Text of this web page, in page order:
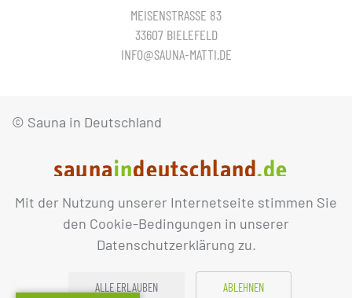
Mit der Nutzung unserer Internetseite stimmen Sie
den Cookie-Bedingungen in unserer
Datenschutzerklärung zu.
ALLE ERLAUBEN ABLEHNEN
MEISENSTRASSE 83
33607 BIELEFELD
INFO@SAUNA-MATTI.DE
© Sauna in Deutschland
IMPRESSUM DATENSCHUTZ